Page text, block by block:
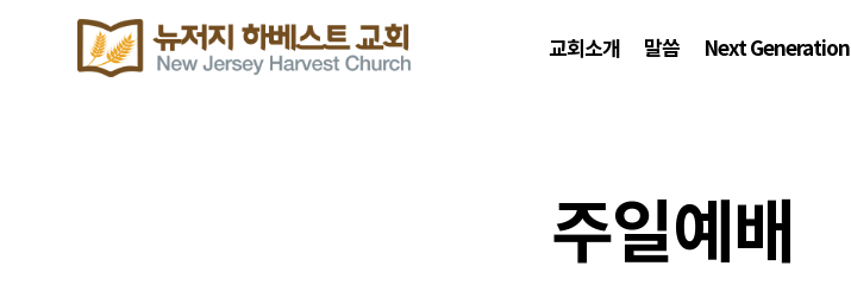
교회소개 말씀 Next Generation
주일예배